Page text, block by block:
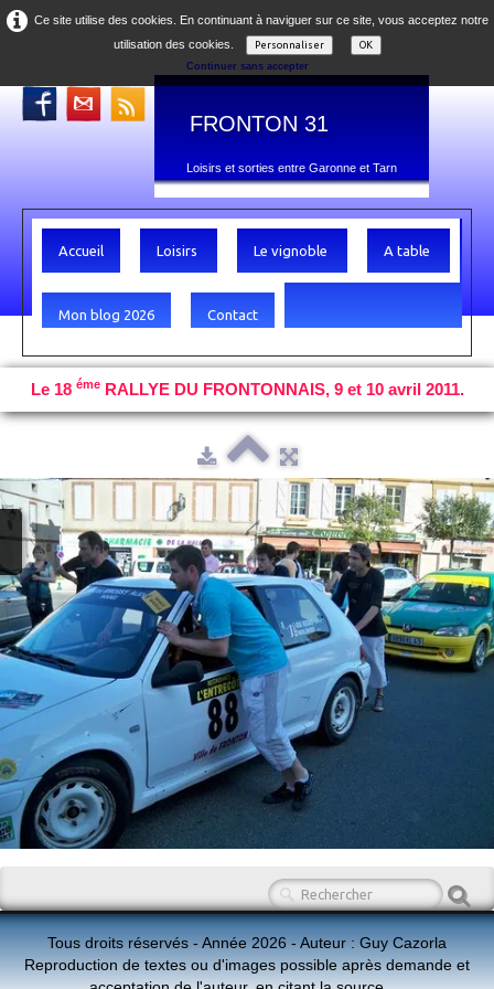
Ce site utilise des cookies. En continuant à naviguer sur ce site, vous acceptez notre
utilisation des cookies.
Personnaliser
OK
Continuer sans accepter
FRONTON 31
Loisirs et sorties entre Garonne et Tarn
Accueil Loisirs Le vignoble A table
Mon blog 2026 Contact
Le 18 émeRALLYE DU FRONTONNAIS, 9 et 10 avril 2011.
Tous droits réservés - Année 2026 - Auteur : Guy Cazorla
Reproduction de textes ou d'images possible après demande et